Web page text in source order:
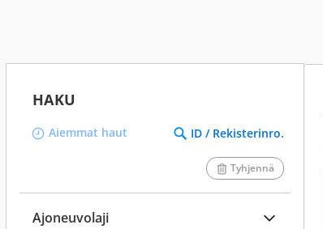
HAKU
Aiemmat haut ID / Rekisterinro.
Tyhjennä
Ajoneuvolaji